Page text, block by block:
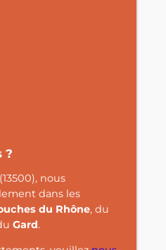
?
(13500), nous
dans les
du Rhône, du
Gard.